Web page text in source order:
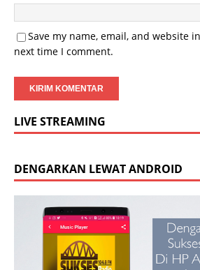
Save my name, email, and website
next time I comment.
LIVE STREAMING
DENGARKAN LEWAT ANDROID